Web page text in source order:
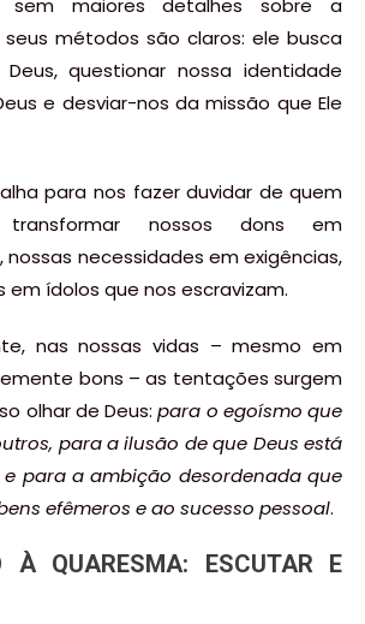
métodos são claros: ele busca
questionar nossa identidade
e desviar-nos da missão que Ele
para nos fazer duvidar de quem
nossos dons em
necessidades em exigências,
em ídolos que nos escravizam.
nas nossas vidas – mesmo em
bons – as tentações surgem
olhar de Deus:para o egoísmo que
para a ilusão de que Deus está
e para a ambição desordenada que
efêmeros e ao sucesso pessoal.
À QUARESMA: ESCUTAR E